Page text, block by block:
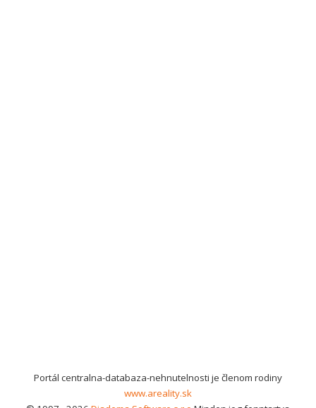
Portál centralna-databaza-nehnutelnosti je členom rodiny
www.areality.sk